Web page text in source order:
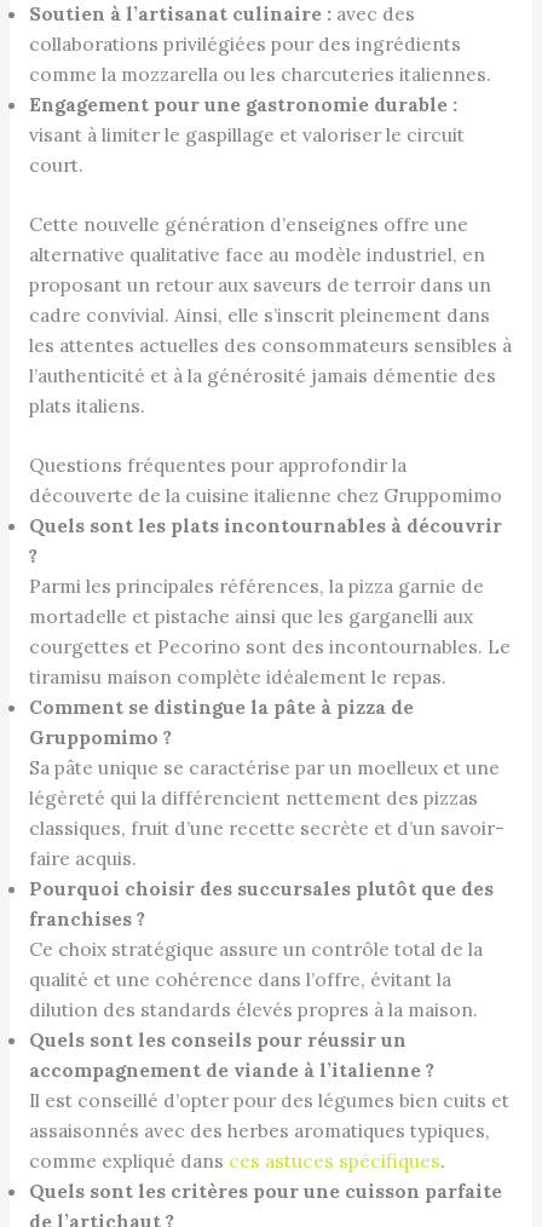
Soutien à l’artisanat culinaire : avec des
collaborations privilégiées pour des ingrédients
comme la mozzarella ou les charcuteries italiennes.
Engagement pour une gastronomie durable :
visant à limiter le gaspillage et valoriser le circuit
court.
Cette nouvelle génération d’enseignes offre une
alternative qualitative face au modèle industriel, en
proposant un retour aux saveurs de terroir dans un
cadre convivial. Ainsi, elle s’inscrit pleinement dans
les attentes actuelles des consommateurs sensibles à
l’authenticité et à la générosité jamais démentie des
plats italiens.
Questions fréquentes pour approfondir la
découverte de la cuisine italienne chez Gruppomimo
Quels sont les plats incontournables à découvrir
?
Parmi les principales références, la pizza garnie de
mortadelle et pistache ainsi que les garganelli aux
courgettes et Pecorino sont des incontournables. Le
tiramisu maison complète idéalement le repas.
Comment se distingue la pâte à pizza de
Gruppomimo ?
Sa pâte unique se caractérise par un moelleux et une
légèreté qui la différencient nettement des pizzas
classiques, fruit d’une recette secrète et d’un savoir-
faire acquis.
Pourquoi choisir des succursales plutôt que des
franchises ?
Ce choix stratégique assure un contrôle total de la
qualité et une cohérence dans l’offre, évitant la
dilution des standards élevés propres à la maison.
Quels sont les conseils pour réussir un
accompagnement de viande à l’italienne ?
Il est conseillé d’opter pour des légumes bien cuits et
assaisonnés avec des herbes aromatiques typiques,
comme expliqué dans ces astuces spécifiques.
Quels sont les critères pour une cuisson parfaite
de l’artichaut ?